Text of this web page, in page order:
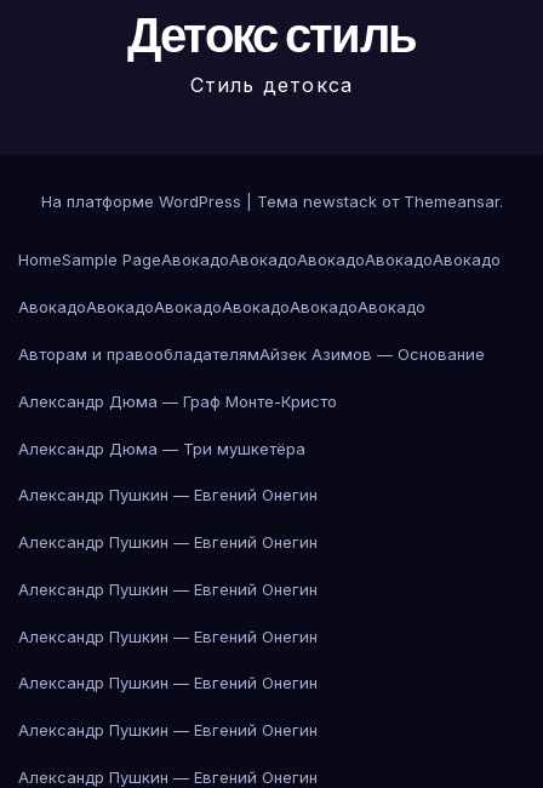
Детокс стиль
Стиль детокса
На платформе WordPress Тема newstack от Themeansar.
HomeSample PageАвокадоАвокадоАвокадоАвокадоАвокадо
АвокадоАвокадоАвокадоАвокадоАвокадоАвокадо
Авторам и правообладателямАйзек Азимов — Основание
Александр Дюма — Граф Монте-Кристо
Александр Дюма — Три мушкетёра
Александр Пушкин — Евгений Онегин
Александр Пушкин — Евгений Онегин
Александр Пушкин — Евгений Онегин
Александр Пушкин — Евгений Онегин
Александр Пушкин — Евгений Онегин
Александр Пушкин — Евгений Онегин
Александр Пушкин — Евгений Онегин